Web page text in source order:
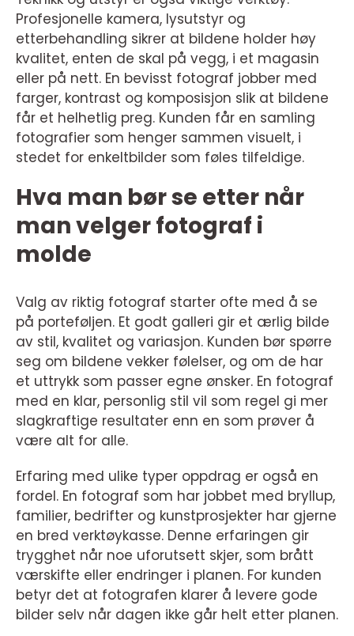
Profesjonelle kamera, lysutstyr og
etterbehandling sikrer at bildene holder høy
kvalitet, enten de skal på vegg, i et magasin
eller på nett. En bevisst fotograf jobber med
farger, kontrast og komposisjon slik at bildene
får et helhetlig preg. Kunden får en samling
fotografier som henger sammen visuelt, i
stedet for enkeltbilder som føles tilfeldige.
Hva man bør se etter når
man velger fotograf i
molde
Valg av riktig fotograf starter ofte med å se
på porteføljen. Et godt galleri gir et ærlig bilde
av stil, kvalitet og variasjon. Kunden bør spørre
seg om bildene vekker følelser, og om de har
et uttrykk som passer egne ønsker. En fotograf
med en klar, personlig stil vil som regel gi mer
slagkraftige resultater enn en som prøver å
være alt for alle.
Erfaring med ulike typer oppdrag er også en
fordel. En fotograf som har jobbet med bryllup,
familier, bedrifter og kunstprosjekter har gjerne
en bred verktøykasse. Denne erfaringen gir
trygghet når noe uforutsett skjer, som brått
værskifte eller endringer i planen. For kunden
betyr det at fotografen klarer å levere gode
bilder selv når dagen ikke går helt etter planen.